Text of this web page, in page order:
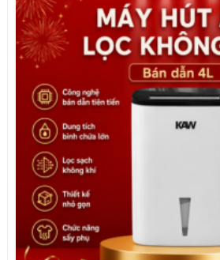
Kiểu dáng hiện đại & Tiện ích
hữu thiết kế tinh tế, nhỏ gọn, dễ
phong cách nội thất. Màn hình
đi kèm nhiều chế độ tiện lợi như:
hành tự động và hệ thống đèn
Hoạt động siêu yên tĩnh:Tiếng
được giảm thiểu tối đa, đảm bảo
đối cho những giờ làm việc tập
cả gia đình.